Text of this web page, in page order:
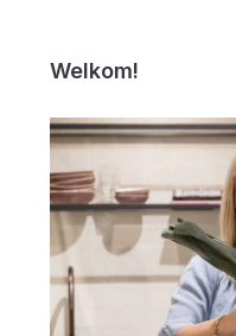
Welkom!